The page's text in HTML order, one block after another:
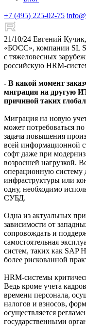
+7 (495) 225-02-75
21/10/24 Евгений Кучик,
«БОСС», компании SL
с тяжеловесных
российскую HRM-
- В какой момент
миграция на другую
причиной таких
Миграция на новую
может потребоваться
задача повышения
всей информационной
софт даже при
возросшей нагрузкой.
операционную систему
инфраструктуры или
одну, необходимо
СУБД.
Одна из актуальных
зависимости от
сопровождать и
самостоятельная
систем, таких как SAP
более рискованной
HRM-системы
Ведь кроме учета
времени персонала,
налогов и взносов,
осуществляется
государственными